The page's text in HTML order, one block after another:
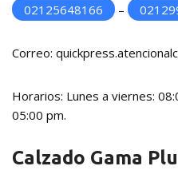
02125648166 –
Correo:
Horarios: Lunes a viernes:
05:00 pm.
Calzado Gama